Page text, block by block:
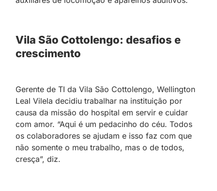
Vila São Cottolengo: desafios e
crescimento
Gerente de TI da Vila São Cottolengo, Wellington
Leal Vilela decidiu trabalhar na instituição por
causa da missão do hospital em servir e cuidar
com amor. “Aqui é um pedacinho do céu. Todos
os colaboradores se ajudam e isso faz com que
não somente o meu trabalho, mas o de todos,
cresça”, diz.